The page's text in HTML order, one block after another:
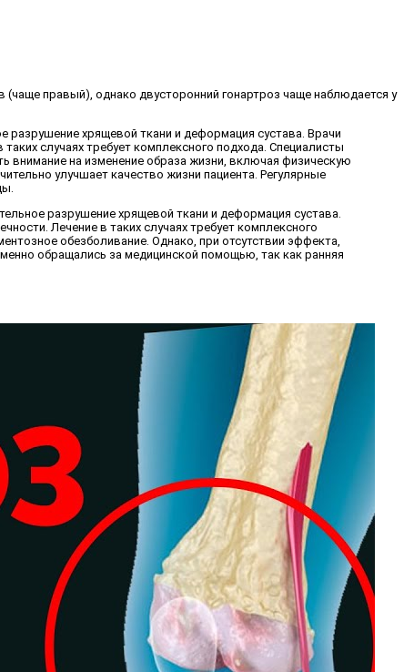
(чаще правый), однако двусторонний гонартроз чаще наблюдается у
разрушение хрящевой ткани и деформация сустава. Врачи
случаях требует комплексного подхода. Специалисты
внимание на изменение образа жизни, включая физическую
улучшает качество жизни пациента. Регулярные
разрушение хрящевой ткани и деформация сустава.
Лечение в таких случаях требует комплексного
обезболивание. Однако, при отсутствии эффекта,
обращались за медицинской помощью, так как ранняя